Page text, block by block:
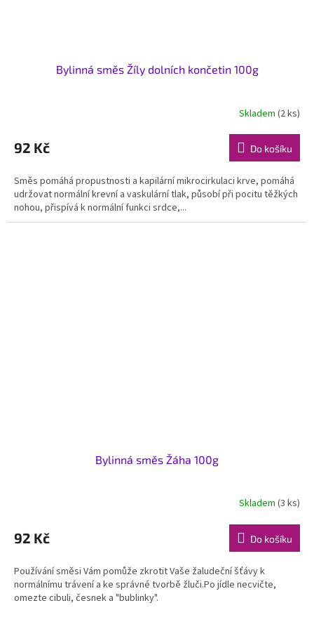
Bylinná směs Žíly dolních končetin 100g
Skladem (2 ks)
92 Kč Do košíku
Směs pomáhá propustnosti a kapilární mikrocirkulaci krve, pomáhá
udržovat normální krevní a vaskulární tlak, působí při pocitu těžkých
nohou, přispívá k normální funkci srdce,...
Bylinná směs Žáha 100g
Skladem (3 ks)
92 Kč Do košíku
Používání směsi Vám pomůže zkrotit Vaše žaludeční šťávy k
normálnímu trávení a ke správné tvorbě žluči.Po jídle necvičte,
omezte cibuli, česnek a "bublinky".